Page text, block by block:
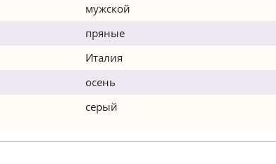
мужской
пряные
Италия
осень
серый